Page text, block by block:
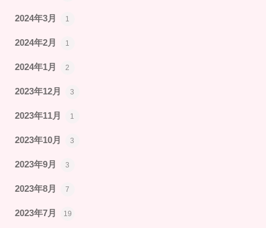
2024年3月 1
2024年2月 1
2024年1月 2
2023年12月 3
2023年11月 1
2023年10月 3
2023年9月 3
2023年8月 7
2023年7月 19